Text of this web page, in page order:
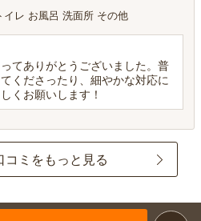
イレ お風呂 洗面所 その他
てありがとうございました。普
くださったり、細やかな対応に
くお願いします！
コミをもっと見る